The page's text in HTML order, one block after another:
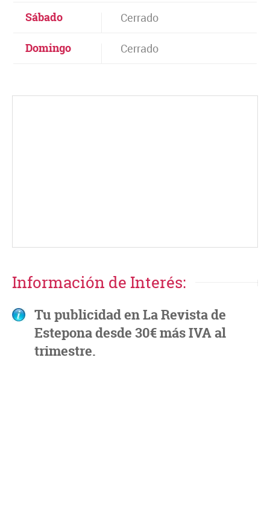
Sábado Cerrado
Domingo Cerrado
Información de Interés:
Tu publicidad en La Revista de
Estepona desde 30€ más IVA al
trimestre.